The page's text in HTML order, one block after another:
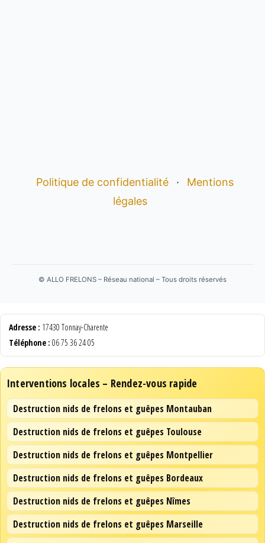
Politique de confidentialité ·
Mentions
légales
© ALLO FRELONS – Réseau national – Tous droits réservés
Adresse : 17430 Tonnay-Charente
Téléphone : 06 75 36 24 05
Interventions locales – Rendez-vous rapide
Destruction nids de frelons et guêpes Montauban
Destruction nids de frelons et guêpes Toulouse
Destruction nids de frelons et guêpes Montpellier
Destruction nids de frelons et guêpes Bordeaux
Destruction nids de frelons et guêpes Nîmes
Destruction nids de frelons et guêpes Marseille